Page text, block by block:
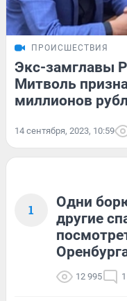
ПРОИСШЕСТВИЯ
Экс-замглавы
Митволь
миллионов
14 сентября, 2023, 10:59
1
Одни
другие
12 995 1